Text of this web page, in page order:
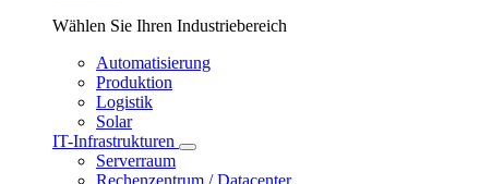
Wählen Sie Ihren Industriebereich
Automatisierung
Produktion
Logistik
Solar
IT-Infrastrukturen
Serverraum